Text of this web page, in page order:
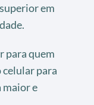
em
para quem
celular para
maior e